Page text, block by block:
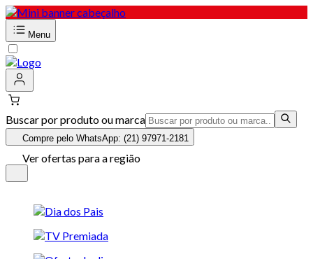
Menu
Buscar por produto ou marca
Compre pelo WhatsApp: (21) 97971-2181
Ver ofertas para a região